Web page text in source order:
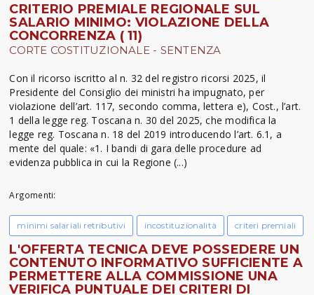
CRITERIO PREMIALE REGIONALE SUL
SALARIO MINIMO: VIOLAZIONE DELLA
CONCORRENZA ( 11)
CORTE COSTITUZIONALE - SENTENZA
Con il ricorso iscritto al n. 32 del registro ricorsi 2025, il
Presidente del Consiglio dei ministri ha impugnato, per
violazione dell’art. 117, secondo comma, lettera e), Cost., l’art.
1 della legge reg. Toscana n. 30 del 2025, che modifica la
legge reg. Toscana n. 18 del 2019 introducendo l’art. 6.1, a
mente del quale: «1. I bandi di gara delle procedure ad
evidenza pubblica in cui la Regione (...)
Argomenti:
minimi salariali retributivi incostituzionalità criteri premiali
L'OFFERTA TECNICA DEVE POSSEDERE UN
CONTENUTO INFORMATIVO SUFFICIENTE A
PERMETTERE ALLA COMMISSIONE UNA
VERIFICA PUNTUALE DEI CRITERI DI